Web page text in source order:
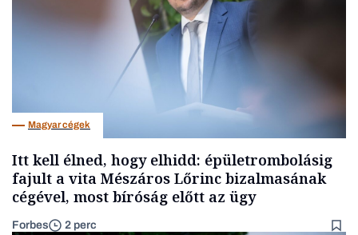
Magyar cégek
Itt kell élned, hogy elhidd: épületrombolásig
fajult a vita Mészáros Lőrinc bizalmasának
cégével, most bíróság előtt az ügy
Forbes 2 perc